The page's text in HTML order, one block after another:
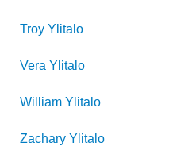
Troy Ylitalo
Vera Ylitalo
William Ylitalo
Zachary Ylitalo